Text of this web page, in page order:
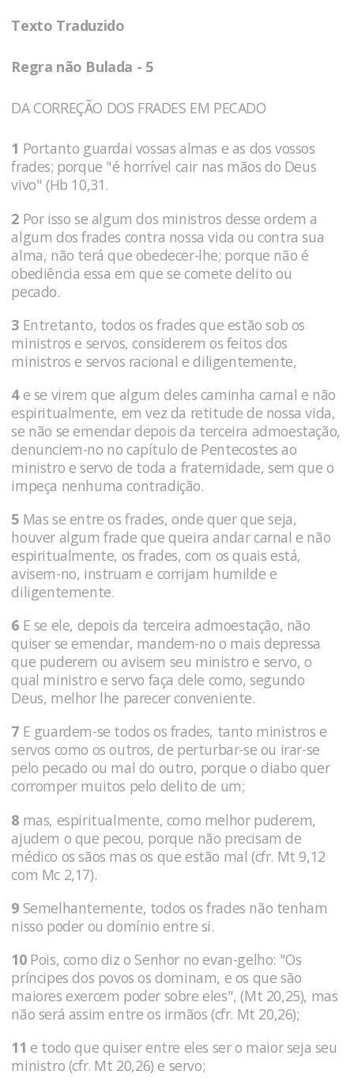
Texto Traduzido
Regra não Bulada - 5
DA CORREÇÃO DOS FRADES EM PECADO
1 Portanto guardai vossas almas e as dos vossos
frades; porque "é horrível cair nas mãos do Deus
vivo" (Hb 10,31.
2 Por isso se algum dos ministros desse ordem a
algum dos frades contra nossa vida ou contra sua
alma, não terá que obedecer-lhe; porque não é
obediência essa em que se comete delito ou
pecado.
3 Entretanto, todos os frades que estão sob os
ministros e servos, considerem os feitos dos
ministros e servos racional e diligentemente,
4e se virem que algum deles caminha carnal e não
espiritualmente, em vez da retitude de nossa vida,
se não se emendar depois da terceira admoestação,
denunciem-no no capítulo de Pentecostes ao
ministro e servo de toda a fraternidade, sem que o
impeça nenhuma contradição.
5 Mas se entre os frades, onde quer que seja,
houver algum frade que queira andar carnal e não
espiritualmente, os frades, com os quais está,
avisem-no, instruam e corrijam humilde e
diligentemente.
6 E se ele, depois da terceira admoestação, não
quiser se emendar, mandem-no o mais depressa
que puderem ou avisem seu ministro e servo, o
qual ministro e servo faça dele como, segundo
Deus, melhor lhe parecer conveniente.
7 E guardem-se todos os frades, tanto ministros e
servos como os outros, de perturbar-se ou irar-se
pelo pecado ou mal do outro, porque o diabo quer
corromper muitos pelo delito de um;
8 mas, espiritualmente, como melhor puderem,
ajudem o que pecou, porque não precisam de
médico os sãos mas os que estão mal (cfr. Mt 9,12
com Mc 2,17).
9 Semelhantemente, todos os frades não tenham
nisso poder ou domínio entre si.
10Pois, como diz o Senhor no evan-gelho: "Os
príncipes dos povos os dominam, e os que são
maiores exercem poder sobre eles", (Mt 20,25), mas
não será assim entre os irmãos (cfr. Mt 20,26);
11 e todo que quiser entre eles ser o maior seja seu
ministro (cfr. Mt 20,26) e servo;